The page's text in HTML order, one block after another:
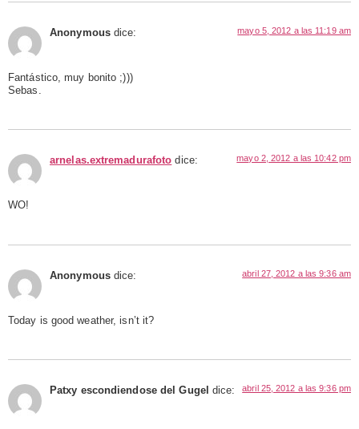
Anonymous dice: mayo 5, 2012 a las 11:19 am
Fantástico, muy bonito ;)))
Sebas.
arnelas.extremadurafoto dice: mayo 2, 2012 a las 10:42 pm
WO!
Anonymous dice: abril 27, 2012 a las 9:36 am
Today is good weather, isn’t it?
Patxy escondiendose del Gugel dice: abril 25, 2012 a las 9:36 pm